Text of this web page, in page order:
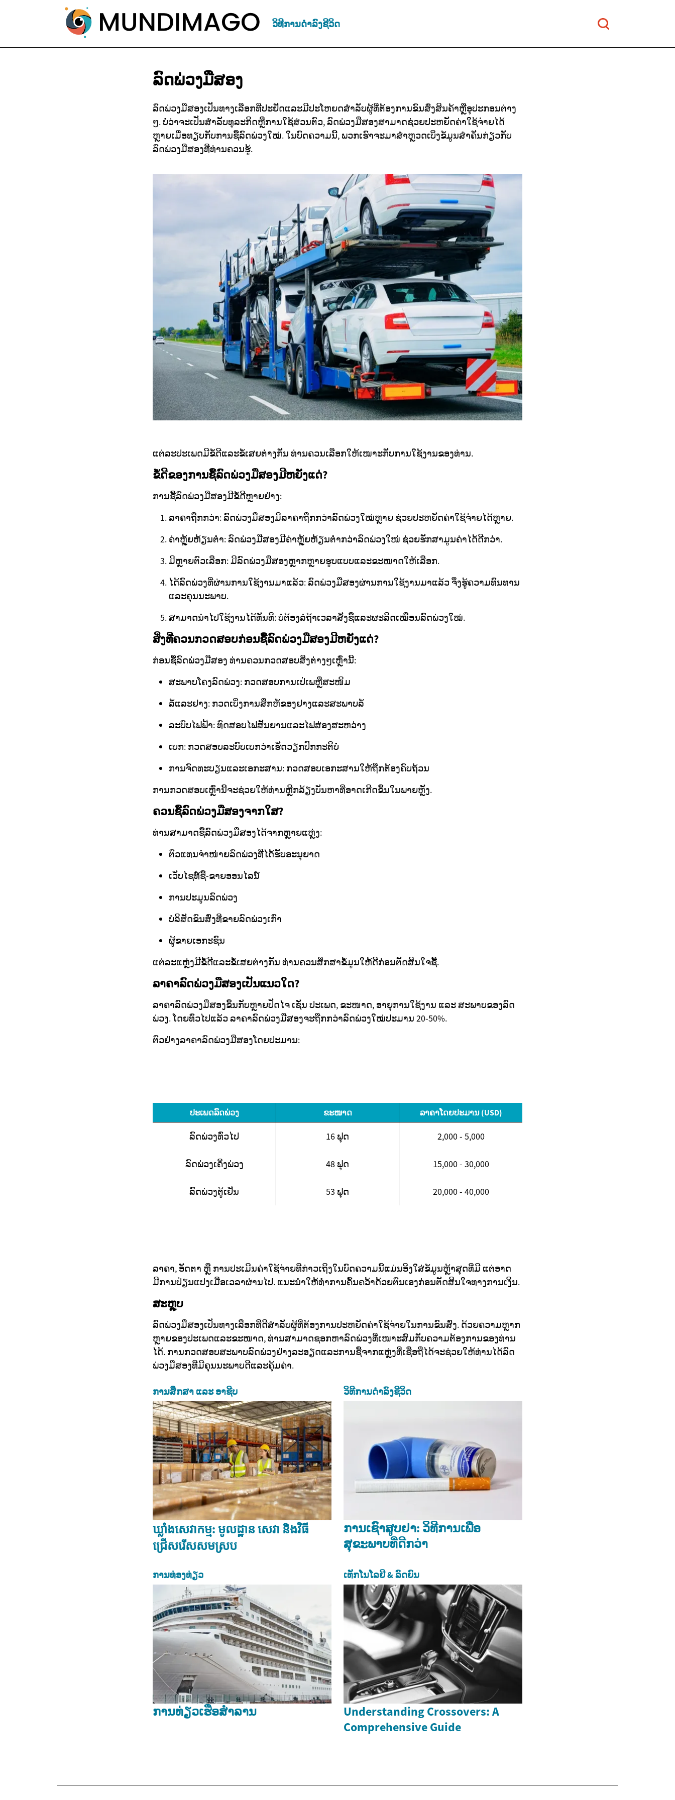
ວິທີການດຳລົງຊີວິດ
ລົດພ່ວງມືສອງ
ລົດພ່ວງມືສອງເປັນທາງເລືອກທີ່ປະຢັດແລະມີປະໂຫຍດສຳລັບຜູ້ທີ່ຕ້ອງການຂົນສົ່ງສິນຄ້າຫຼືອຸປະກອນຕ່າງ
ໆ. ບໍ່ວ່າຈະເປັນສຳລັບທຸລະກິດຫຼືການໃຊ້ສ່ວນຕົວ, ລົດພ່ວງມືສອງສາມາດຊ່ວຍປະຫຍັດຄ່າໃຊ້ຈ່າຍໄດ້
ຫຼາຍເມື່ອທຽບກັບການຊື້ລົດພ່ວງໃໝ່. ໃນບົດຄວາມນີ້, ພວກເຮົາຈະມາສຳຫຼວດເບິ່ງຂໍ້ມູນສຳຄັນກ່ຽວກັບ
ລົດພ່ວງມືສອງທີ່ທ່ານຄວນຮູ້.
ແຕ່ລະປະເພດມີຂໍ້ດີແລະຂໍ້ເສຍຕ່າງກັນ ທ່ານຄວນເລືອກໃຫ້ເໝາະກັບການໃຊ້ງານຂອງທ່ານ.
ຂໍ້ດີຂອງການຊື້ລົດພ່ວງມືສອງມີຫຍັງແດ່?
ການຊື້ລົດພ່ວງມືສອງມີຂໍ້ດີຫຼາຍຢ່າງ:
ລາຄາຖືກກວ່າ: ລົດພ່ວງມືສອງມີລາຄາຖືກກວ່າລົດພ່ວງໃໝ່ຫຼາຍ ຊ່ວຍປະຫຍັດຄ່າໃຊ້ຈ່າຍໄດ້ຫຼາຍ.
ຄ່າຫຼຸ້ຍຫ້ຽນຕ່ຳ: ລົດພ່ວງມືສອງມີຄ່າຫຼຸ້ຍຫ້ຽນຕ່ຳກວ່າລົດພ່ວງໃໝ່ ຊ່ວຍຮັກສາມູນຄ່າໄດ້ດີກວ່າ.
ມີຫຼາຍຕົວເລືອກ: ມີລົດພ່ວງມືສອງຫຼາກຫຼາຍຮູບແບບແລະຂະໜາດໃຫ້ເລືອກ.
ໄດ້ລົດພ່ວງທີ່ຜ່ານການໃຊ້ງານມາແລ້ວ: ລົດພ່ວງມືສອງຜ່ານການໃຊ້ງານມາແລ້ວ ຈຶ່ງຮູ້ຄວາມທົນທານ
ແລະຄຸນນະພາບ.
ສາມາດນຳໄປໃຊ້ງານໄດ້ທັນທີ: ບໍ່ຕ້ອງລໍຖ້າເວລາສັ່ງຊື້ແລະຜະລິດເໝືອນລົດພ່ວງໃໝ່.
ສິ່ງທີ່ຄວນກວດສອບກ່ອນຊື້ລົດພ່ວງມືສອງມີຫຍັງແດ່?
ກ່ອນຊື້ລົດພ່ວງມືສອງ ທ່ານຄວນກວດສອບສິ່ງຕ່າງໆເຫຼົ່ານີ້:
ສະພາບໂຄງລົດພ່ວງ: ກວດສອບການເປ່ເພຫຼືສະໜິມ
ລໍ້ແລະຢາງ: ກວດເບິ່ງການສຶກຫໍ້ຂອງຢາງແລະສະພາບລໍ້
ລະບົບໄຟຟ້າ: ທົດສອບໄຟສັນຍານແລະໄຟສ່ອງສະຫວ່າງ
ເບກ: ກວດສອບລະບົບເບກວ່າເຮັດວຽກປົກກະຕິບໍ່
ການຈົດທະບຽນແລະເອກະສານ: ກວດສອບເອກະສານໃຫ້ຖືກຕ້ອງຄົບຖ້ວນ
ການກວດສອບເຫຼົ່ານີ້ຈະຊ່ວຍໃຫ້ທ່ານຫຼີກລ້ຽງບັນຫາທີ່ອາດເກີດຂຶ້ນໃນພາຍຫຼັງ.
ຄວນຊື້ລົດພ່ວງມືສອງຈາກໃສ?
ທ່ານສາມາດຊື້ລົດພ່ວງມືສອງໄດ້ຈາກຫຼາຍແຫຼ່ງ:
ຕົວແທນຈຳໜ່າຍລົດພ່ວງທີ່ໄດ້ຮັບອະນຸຍາດ
ເວັບໄຊທ໌ຊື້-ຂາຍອອນໄລນ໌
ການປະມູນລົດພ່ວງ
ບໍລິສັດຂົນສົ່ງທີ່ຂາຍລົດພ່ວງເກົ່າ
ຜູ້ຂາຍເອກະຊົນ
ແຕ່ລະແຫຼ່ງມີຂໍ້ດີແລະຂໍ້ເສຍຕ່າງກັນ ທ່ານຄວນສຶກສາຂໍ້ມູນໃຫ້ດີກ່ອນຕັດສິນໃຈຊື້.
ລາຄາລົດພ່ວງມືສອງເປັນແນວໃດ?
ລາຄາລົດພ່ວງມືສອງຂຶ້ນກັບຫຼາຍປັດໄຈ ເຊັ່ນ ປະເພດ, ຂະໜາດ, ອາຍຸການໃຊ້ງານ ແລະ ສະພາບຂອງລົດ
ພ່ວງ. ໂດຍທົ່ວໄປແລ້ວ ລາຄາລົດພ່ວງມືສອງຈະຖືກກວ່າລົດພ່ວງໃໝ່ປະມານ 20-50%.
ຕົວຢ່າງລາຄາລົດພ່ວງມືສອງໂດຍປະມານ:
ປະເພດລົດພ່ວງ ຂະໜາດ ລາຄາໂດຍປະມານ (USD)
ລົດພ່ວງທົ່ວໄປ 16 ຟຸດ 2,000 - 5,000
ລົດພ່ວງເຄິ່ງພ່ວງ 48 ຟຸດ 15,000 - 30,000
ລົດພ່ວງຕູ້ເຢັນ 53 ຟຸດ 20,000 - 40,000
ລາຄາ, ອັດຕາ ຫຼື ການປະເມີນຄ່າໃຊ້ຈ່າຍທີ່ກ່າວເຖິງໃນບົດຄວາມນີ້ແມ່ນອີງໃສ່ຂໍ້ມູນຫຼ້າສຸດທີ່ມີ ແຕ່ອາດ
ມີການປ່ຽນແປງເມື່ອເວລາຜ່ານໄປ. ແນະນຳໃຫ້ທຳການຄົ້ນຄວ້າດ້ວຍຕົນເອງກ່ອນຕັດສິນໃຈທາງການເງິນ.
ສະຫຼຸບ
ລົດພ່ວງມືສອງເປັນທາງເລືອກທີ່ດີສຳລັບຜູ້ທີ່ຕ້ອງການປະຫຍັດຄ່າໃຊ້ຈ່າຍໃນການຂົນສົ່ງ. ດ້ວຍຄວາມຫຼາກ
ຫຼາຍຂອງປະເພດແລະຂະໜາດ, ທ່ານສາມາດຊອກຫາລົດພ່ວງທີ່ເໝາະສົມກັບຄວາມຕ້ອງການຂອງທ່ານ
ໄດ້. ການກວດສອບສະພາບລົດພ່ວງຢ່າງລະອຽດແລະການຊື້ຈາກແຫຼ່ງທີ່ເຊື່ອຖືໄດ້ຈະຊ່ວຍໃຫ້ທ່ານໄດ້ລົດ
ພ່ວງມືສອງທີ່ມີຄຸນນະພາບດີແລະຄຸ້ມຄ່າ.
ການສຶກສາ ແລະ ອາຊີບ
ឃ្លាំងសេវាកម្ម: មូលដ្ឋាន សេវា និងវិធី
ជ្រើសរើសសមស្រប
ວິທີການດຳລົງຊີວິດ
ການເຊົາສູບຢາ: ວິທີການເພື່ອ
ສຸຂະພາບທີ່ດີກວ່າ
ການທ່ອງທ່ຽວ
ການທ່ຽວເຮືອສຳລານ
ເທັກໂນໂລຢີ & ລົດຍົນ
Understanding Crossovers: A
Comprehensive Guide